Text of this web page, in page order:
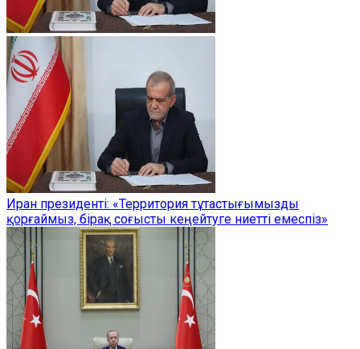
Иран президенті: «Территория тұтастығымызды
қорғаймыз, бірақ соғысты кеңейтуге ниетті емеспіз»